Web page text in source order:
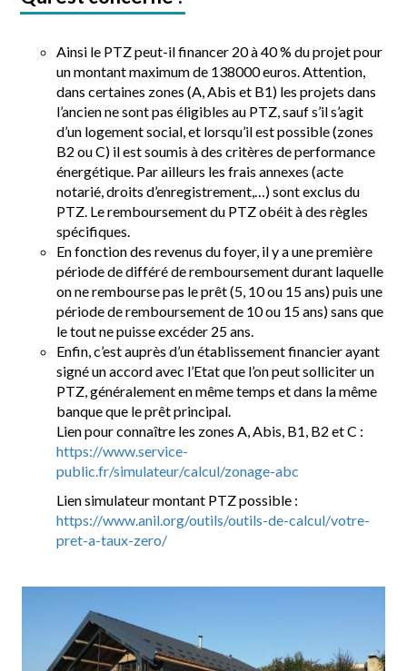
Ainsi le PTZ peut-il financer 20 à 40 % du projet pour
un montant maximum de 138000 euros. Attention,
dans certaines zones (A, Abis et B1) les projets dans
l’ancien ne sont pas éligibles au PTZ, sauf s’il s’agit
d’un logement social, et lorsqu’il est possible (zones
B2 ou C) il est soumis à des critères de performance
énergétique. Par ailleurs les frais annexes (acte
notarié, droits d’enregistrement,…) sont exclus du
PTZ. Le remboursement du PTZ obéit à des règles
spécifiques.
En fonction des revenus du foyer, il y a une première
période de différé de remboursement durant laquelle
on ne rembourse pas le prêt (5, 10 ou 15 ans) puis une
période de remboursement de 10 ou 15 ans) sans que
le tout ne puisse excéder 25 ans.
Enfin, c’est auprès d’un établissement financier ayant
signé un accord avec l’Etat que l’on peut solliciter un
PTZ, généralement en même temps et dans la même
banque que le prêt principal.
Lien pour connaître les zones A, Abis, B1, B2 et C :
https://www.service-
public.fr/simulateur/calcul/zonage-abc
Lien simulateur montant PTZ possible :
https://www.anil.org/outils/outils-de-calcul/votre-
pret-a-taux-zero/